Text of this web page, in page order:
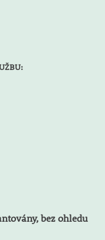
bez ohledu